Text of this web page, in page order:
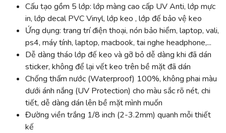
Cấu tạo gồm 5 lớp: lớp màng cao cấp UV Anti, lớp mực
in, lớp decal PVC Vinyl, lớp keo , lớp đế bảo vệ keo
Ứng dụng: trang trí điện thoại, nón bảo hiểm, laptop, vali,
ps4, máy tính, laptop, macbook, tai nghe headphone,...
Dễ dàng tháo lớp đế keo và gỡ bỏ dễ dàng khi đã dán
sticker, không để lại vết keo trên bề mặt đã dán
Chống thấm nước (Waterproof) 100%, không phai màu
dưới ánh nắng (UV Protection) cho màu sắc rõ nét, chi
tiết, dễ dàng dán lên bề mặt mình muốn
Đường viền trắng 1/8 inch (2-3.2mm) quanh mỗi thiết
kế